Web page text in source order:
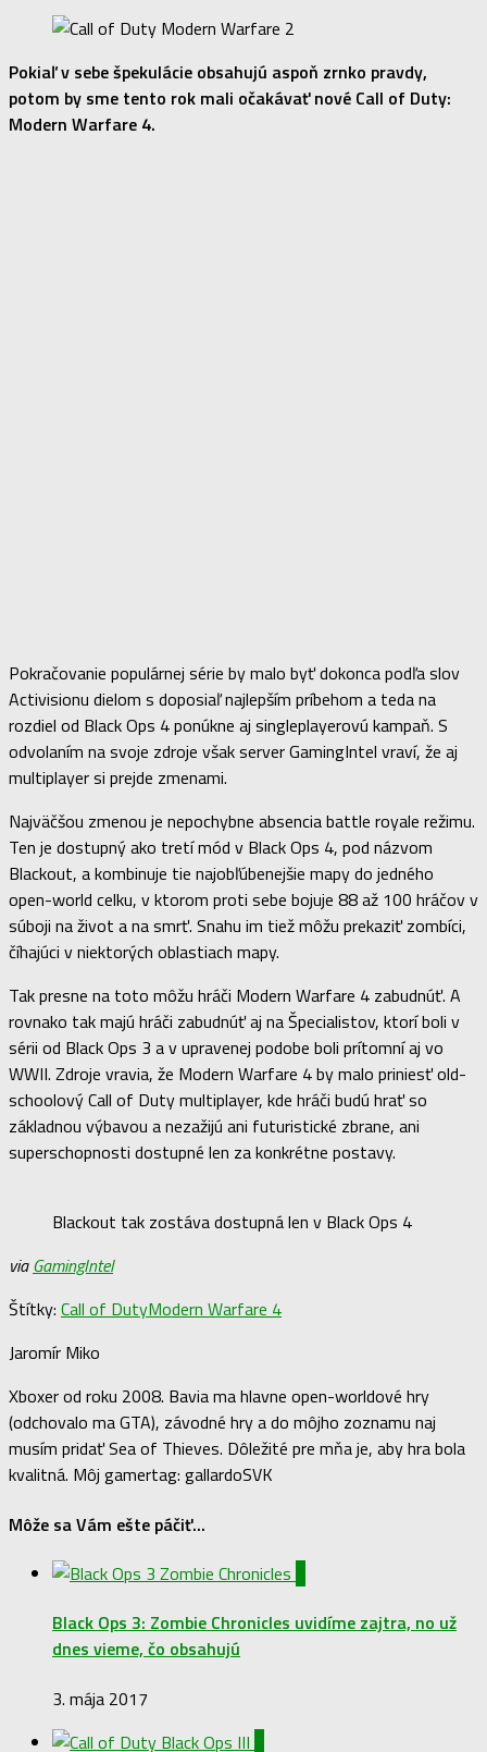
Pokiaľ v sebe špekulácie obsahujú aspoň zrnko pravdy,
potom by sme tento rok mali očakávať nové Call of Duty:
Modern Warfare 4.
Pokračovanie populárnej série by malo byť dokonca podľa slov
Activisionu dielom s doposiaľ najlepším príbehom a teda na
rozdiel od Black Ops 4 ponúkne aj singleplayerovú kampaň. S
odvolaním na svoje zdroje však server GamingIntel vraví, že aj
multiplayer si prejde zmenami.
Najväčšou zmenou je nepochybne absencia battle royale režimu.
Ten je dostupný ako tretí mód v Black Ops 4, pod názvom
Blackout, a kombinuje tie najobľúbenejšie mapy do jedného
open-world celku, v ktorom proti sebe bojuje 88 až 100 hráčov v
súboji na život a na smrť. Snahu im tiež môžu prekaziť zombíci,
číhajúci v niektorých oblastiach mapy.
Tak presne na toto môžu hráči Modern Warfare 4 zabudnúť. A
rovnako tak majú hráči zabudnúť aj na Špecialistov, ktorí boli v
sérii od Black Ops 3 a v upravenej podobe boli prítomní aj vo
WWII. Zdroje vravia, že Modern Warfare 4 by malo priniesť old-
schoolový Call of Duty multiplayer, kde hráči budú hrať so
základnou výbavou a nezažijú ani futuristické zbrane, ani
superschopnosti dostupné len za konkrétne postavy.
Blackout tak zostáva dostupná len v Black Ops 4
viaGamingIntel
Štítky: Call of DutyModern Warfare 4
Jaromír Miko
Xboxer od roku 2008. Bavia ma hlavne open-worldové hry
(odchovalo ma GTA), závodné hry a do môjho zoznamu naj
musím pridať Sea of Thieves. Dôležité pre mňa je, aby hra bola
kvalitná. Môj gamertag: gallardoSVK
Môže sa Vám ešte páčiť...
Black Ops 3: Zombie Chronicles uvidíme zajtra, no už
dnes vieme, čo obsahujú
3. mája 2017